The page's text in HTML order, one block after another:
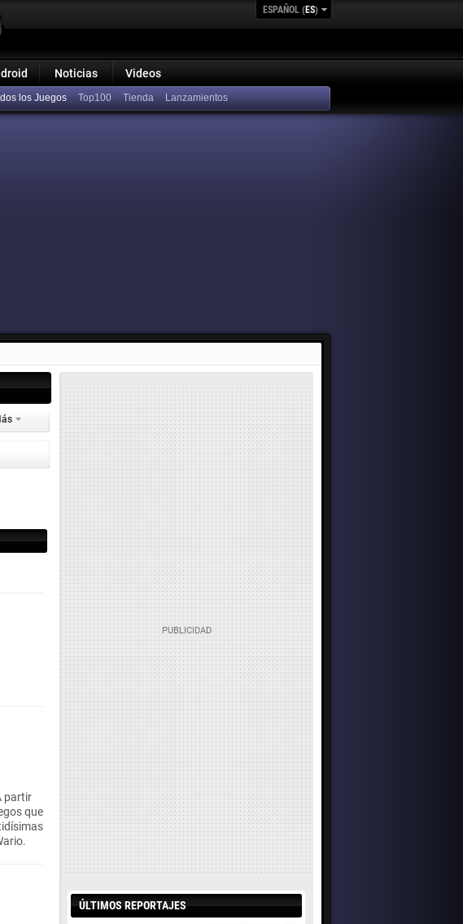
ESPAÑOL (ES)
Noticias Videos
los Juegos Top100 Lanzamientos
partir
que
ÚLTIMOS REPORTAJES